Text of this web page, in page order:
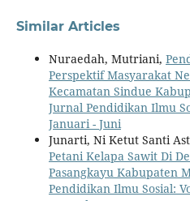
Similar Articles
Nuraedah, Mutriani,
Perspektif Masyarakat
Kecamatan Sindue
Jurnal Pendidikan Ilmu
Januari - Juni
Junarti, Ni Ketut Santi
Petani Kelapa Sawit Di
Pasangkayu Kabupaten
Pendidikan Ilmu Sosial: